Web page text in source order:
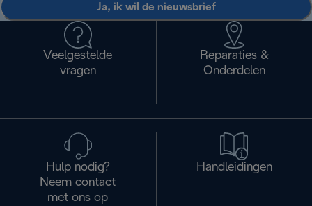
Ja, ik wil de nieuwsbrief
Veelgestelde
vragen
Reparaties &
Onderdelen
Hulp nodig?
Neem contact
met ons op
Handleidingen